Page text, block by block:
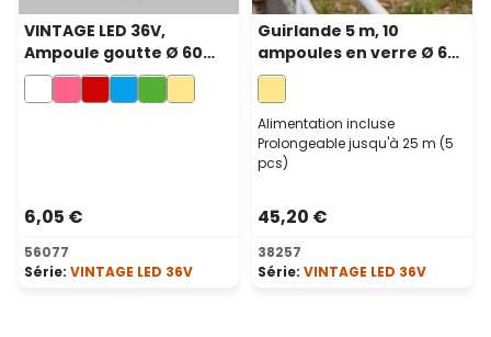
VINTAGE LED 36V,
Ampoule goutte Ø 60
mm en verre, 36 volt, led
en spirale, blanc froid
6,05 €
56077
Série: VINTAGE LED 36V
Guirlande 5 m, 10
ampoules en verre Ø 60
mm, filament led blanc
chaud, prolongeable
Alimentation incluse
Prolongeable jusqu'à 25 m (5
pcs)
45,20 €
38257
Série: VINTAGE LED 36V